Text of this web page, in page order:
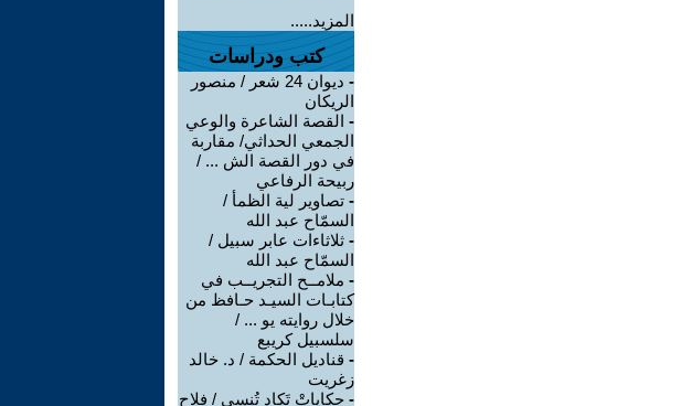
المزيد.....
كتب ودراسات
-
ديوان 24 شعر / منصور
الريكان
- القصة الشاعرة والوعي
الجمعي الحداثي/ مقاربة
في دور القصة الش ... /
ربيحة الرفاعي
- تصاوير لية الظمأ /
السمّاح عبد الله
- ثلاثاءات عابر سبيل /
السمّاح عبد الله
- ملامــح التجريــب في
كتابـات السيـد حـافظ من
خلال روايته يو ... /
سلسبيل كريبع
- قناديل الحكمة / د. خالد
زغريت
- حكاياتْ تَكاد تُنسى / فلاح